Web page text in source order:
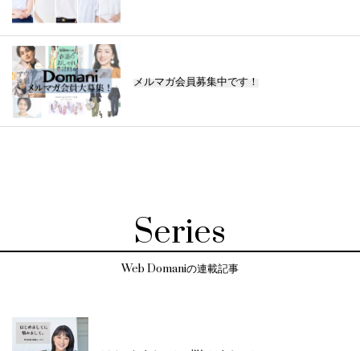
メルマガ会員募集中です！
Series
Web Domaniの連載記事